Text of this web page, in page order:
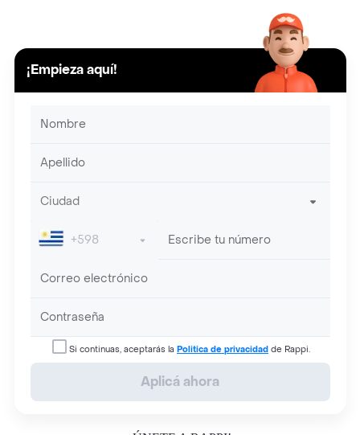
¡Empieza aquí!
Si continuas, aceptarás la Politica de privacidad de Rappi.
Aplicá ahora